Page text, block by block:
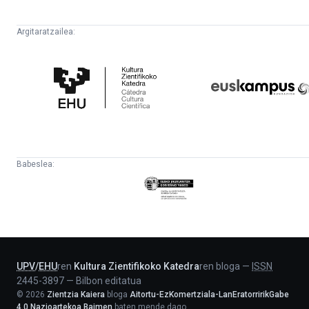
Argitaratzailea:
Zientifikoko
Katedra
Babeslea:
Eusko
Jaurlaritza
UPV/EHUren Kultura Zientifikoko Katedraren bloga — ISSN
2445-3897 — Bilbon editatua
© 2026 Zientzia Kaiera bloga Aitortu-EzKomertziala-LanEratorririkGabe
4.0 Nazioartekoa Baimen baten mende dago